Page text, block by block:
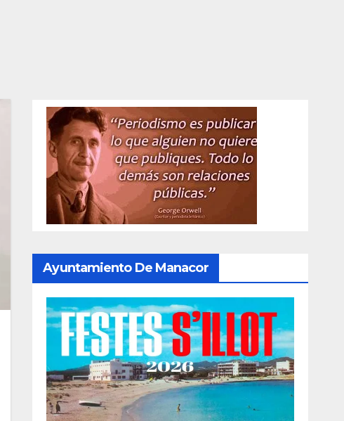
Ayuntamiento De Manacor